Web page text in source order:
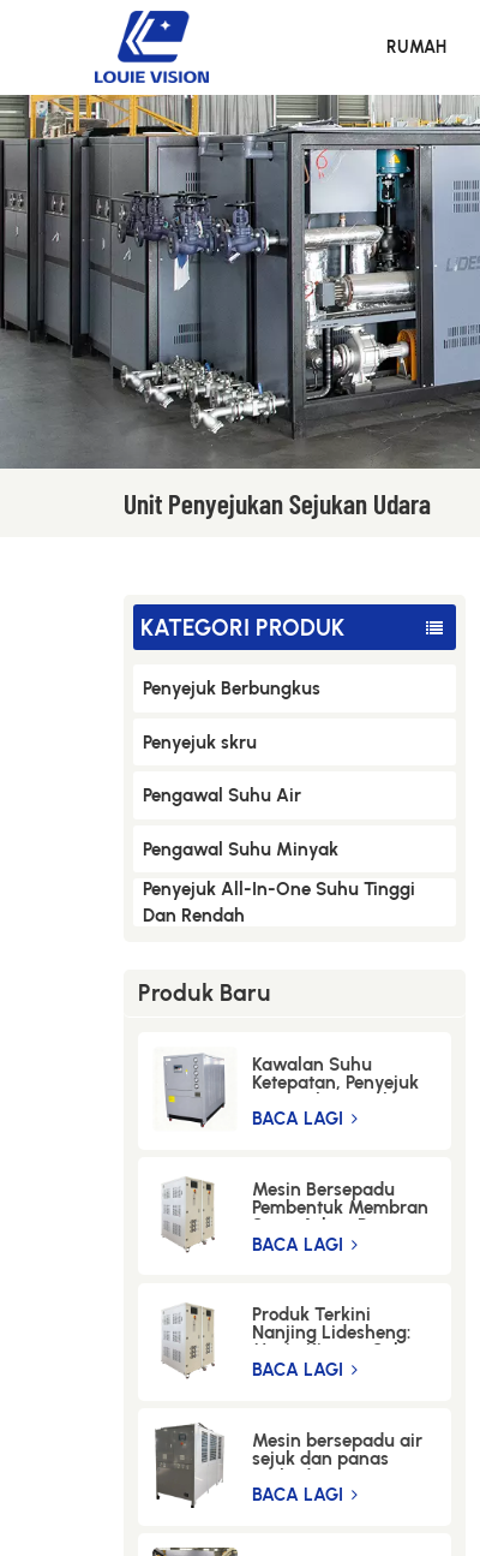
RUMAH
Unit Penyejukan Sejukan Udara
KATEGORI PRODUK
Penyejuk Berbungkus
Penyejuk skru
Pengawal Suhu Air
Pengawal Suhu Minyak
Penyejuk All-In-One Suhu Tinggi
Dan Rendah
Produk Baru
Kawalan Suhu
Ketepatan, Penyejuk
Penyejuk Air Gelung
Tertutup untuk
BACA LAGI
Mesin Bersepadu
Pembentuk Membran
Serat Arbon Panas
dan Sejuk
BACA LAGI
Produk Terkini
Nanjing Lidesheng:
Mesin Kitaran Suhu
(-60°C hingga 300°C)
BACA LAGI
Mesin bersepadu air
sejuk dan panas
perlindungan
berbilang lapisan
BACA LAGI